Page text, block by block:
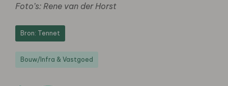
Foto’s: Rene van der Horst
Bron: Tennet
Bouw/Infra & Vastgoed